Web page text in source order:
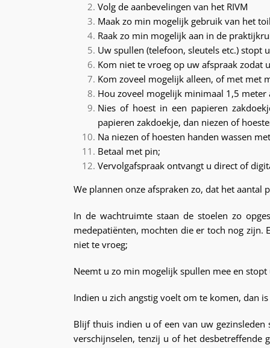
Volg de aanbevelingen van het RIVM
Maak zo min mogelijk gebruik van het
Raak zo min mogelijk aan in de
Uw spullen (telefoon, sleutels etc.) stopt
Kom niet te vroeg op uw afspraak zodat
Kom zoveel mogelijk alleen, of met met
Hou zoveel mogelijk minimaal 1,5
Nies of hoest in een papieren
papieren zakdoekje, dan niezen of
Na niezen of hoesten handen wassen
Betaal met pin;
Vervolgafspraak ontvangt u direct of
We plannen onze afspraken zo, dat het
In de wachtruimte staan de stoelen zo
medepatiënten, mochten die er toch nog zijn.
niet te vroeg;
Neemt u zo min mogelijk spullen mee en
Indien u zich angstig voelt om te komen, dan
Blijf thuis indien u of een van uw
verschijnselen, tenzij u of het desbetreffende